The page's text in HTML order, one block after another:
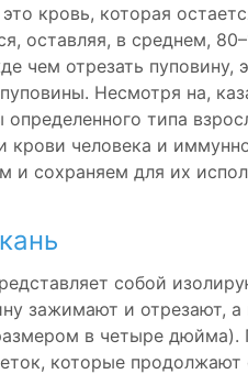
кровь, которая
оставляя, в среднем,
чем отрезать
Несмотря на,
типа
крови человека и
и сохраняем для их
собой
зажимают и отрезают,
в четыре
которые